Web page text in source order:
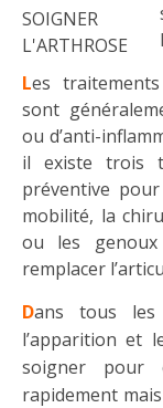
Les
sont
ou d’anti-
il existe trois
préventive
mobilité, la
ou les
remplacer
Dans tous
l’apparition et
soigner pour
rapidement